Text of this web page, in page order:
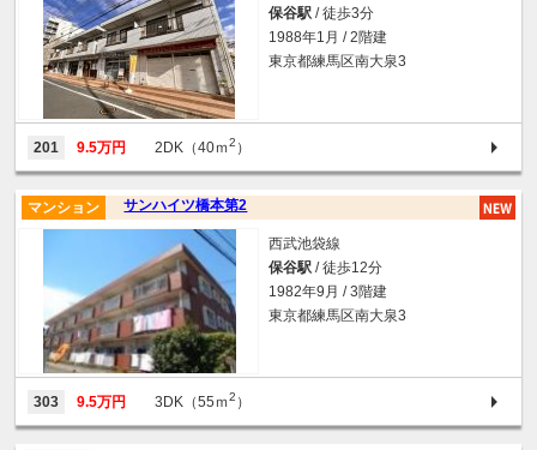
保谷駅 / 徒歩3分
1988年1月 / 2階建
東京都練馬区南大泉3
201 9.5万円 2DK（40ｍ2 ）
サンハイツ橋本第2
マンション
西武池袋線
保谷駅 / 徒歩12分
1982年9月 / 3階建
東京都練馬区南大泉3
303 9.5万円 3DK（55ｍ2 ）